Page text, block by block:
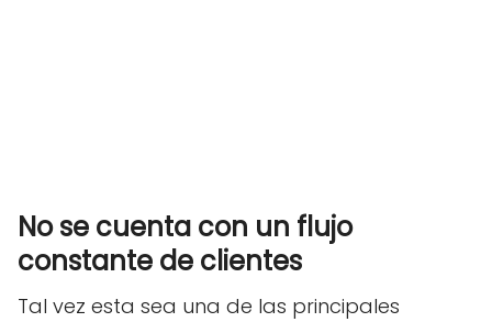
No se cuenta con un flujo
constante de clientes
Tal vez esta sea una de las principales